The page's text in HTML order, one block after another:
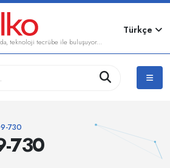
teknoloji tecrübe ile buluşuyor...
Türkçe
730
730